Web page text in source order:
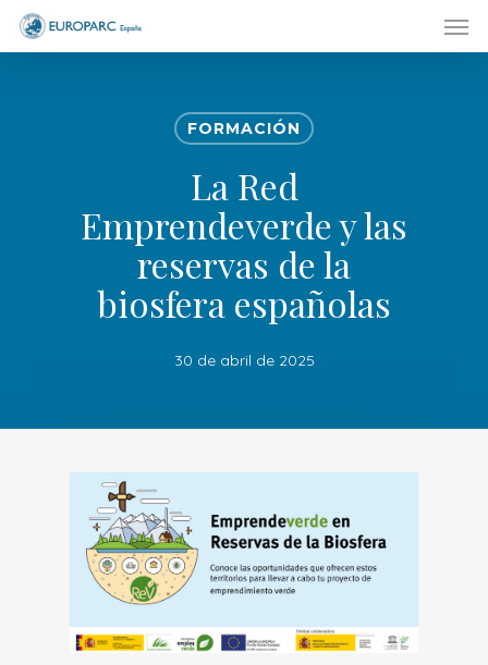
Skip
FORMACIÓN
La Red
Emprendeverde y las
reservas de la
biosfera españolas
30 de abril de 2025